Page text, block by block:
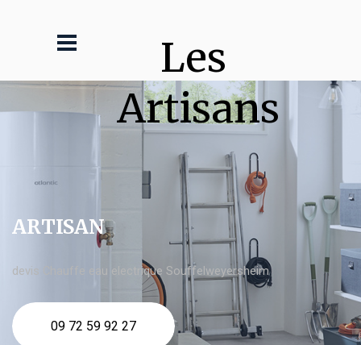
Les
Artisans
ARTISAN
devis Chauffe eau electrique Souffelweyersheim
09 72 59 92 27